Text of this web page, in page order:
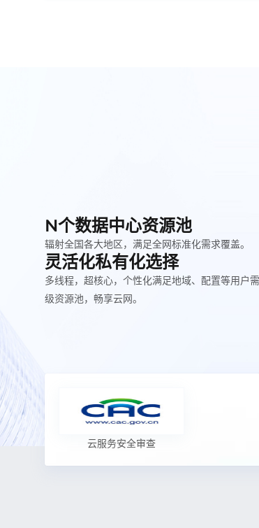
N个数据中心资源池
辐射全国各大地区，满足全网标准化需求覆盖。
灵活化私有化选择
多线程，超核心，个性化满足地域、配置等用户
级资源池，畅享云网。
云服务安全审查